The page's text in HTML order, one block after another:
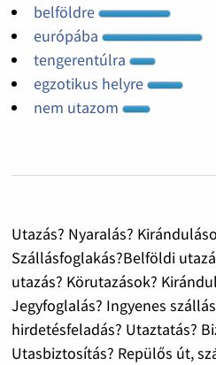
belföldre
európába
tengerentúlra
egzotikus helyre
nem utazom
Utazás? Nyaralás?
Szállásfoglakás?Belföldi
utazás? Körutazások?
Jegyfoglalás? Ingyenes
hirdetésfeladás? Utaztatás?
Utasbiztosítás? Repülős út,